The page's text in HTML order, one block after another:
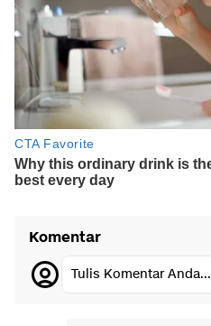
Komentar
Tulis Komentar Anda...